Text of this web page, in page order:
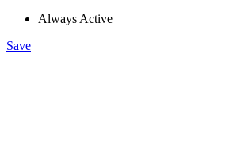
Always Active
Save